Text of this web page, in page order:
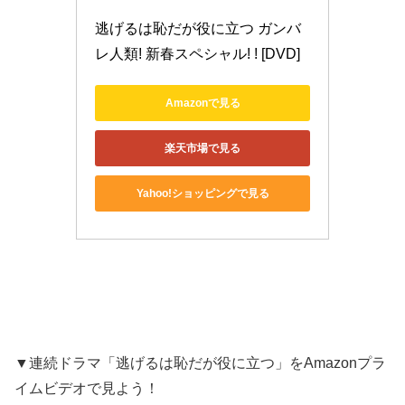
逃げるは恥だが役に立つ ガンバ
レ人類! 新春スペシャル! ! [DVD]
Amazonで見る
楽天市場で見る
Yahoo!ショッピングで見る
▼連続ドラマ「逃げるは恥だが役に立つ」をAmazonプラ
イムビデオで見よう！